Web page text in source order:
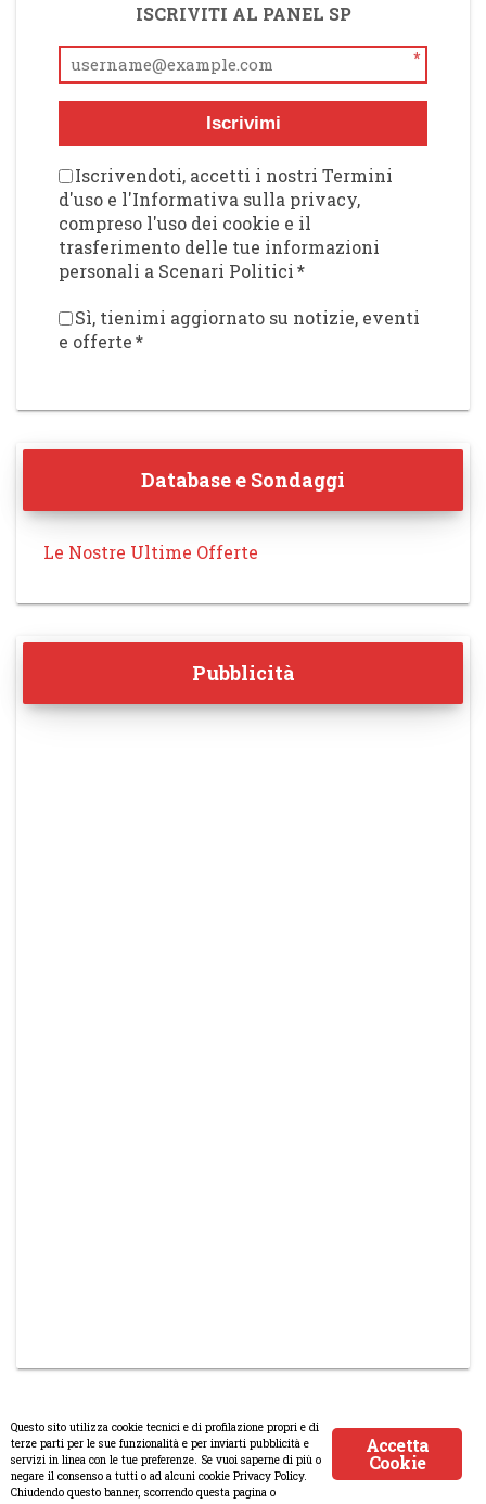
ISCRIVITI AL PANEL SP
*
Iscrivimi
Iscrivendoti, accetti i nostri Termini
d'uso e l'Informativa sulla privacy,
compreso l'uso dei cookie e il
trasferimento delle tue informazioni
personali a Scenari Politici*
Sì, tienimi aggiornato su notizie, eventi
e offerte*
Database e Sondaggi
Le Nostre Ultime Offerte
Pubblicità
© Copyright 2008-2017 Scenaripolitici.com - Tutti i diritti riservati.
Creato daAtlanticmoon.com
Accetta
Cookie
Questo sito utilizza cookie tecnici e di profilazione propri e di
terze parti per le sue funzionalità e per inviarti pubblicità e
servizi in linea con le tue preferenze. Se vuoi saperne di più o
negare il consenso a tutti o ad alcuni cookie Privacy Policy.
Chiudendo questo banner, scorrendo questa pagina o